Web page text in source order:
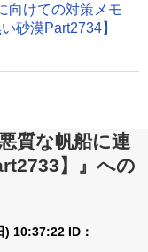
向けての対策メモ
い砂漠Part2734】
質な帆船に連
】』への
) 10:37:22 ID：